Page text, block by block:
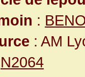
:
: AM
N2064